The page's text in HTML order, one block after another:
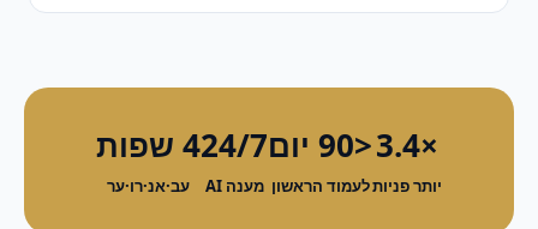
×3.4
יותר פניות
<90 יום
לעמוד הראשון
24/7
מענה AI
4 שפות
עב·אנ·רו·ער